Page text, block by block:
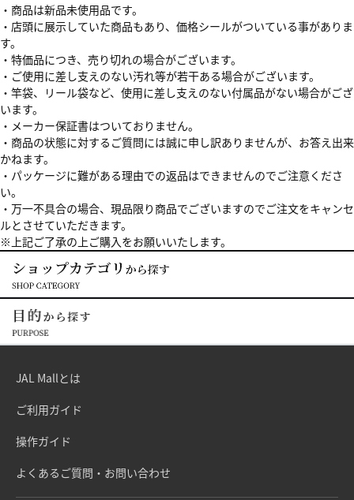
・商品は新品未使用品です。
・店頭に展示していた商品もあり、価格シールがついている事がありま
す。
・特価品につき、売り切れの場合がございます。
・ご使用に差し支えのない汚れ等が若干ある場合がございます。
・竿袋、リール袋など、使用に差し支えのない付属品がない場合がござ
います。
・メーカー保証書はついておりません。
・商品の状態に対するご質問には誠に申し訳ありませんが、お答え出来
かねます。
・パッケージに難がある理由での返品はできませんのでご注意くださ
い。
・万一不具合の場合、現品限り商品でございますのでご注文をキャンセ
ルとさせていただきます。
※上記ご了承の上ご購入をお願いいたします。
JAL Mallとは
ご利用ガイド
操作ガイド
よくあるご質問・お問い合わせ